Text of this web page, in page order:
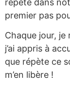
répète dans
premier pas
Chaque jour,
j’ai appris à
que répète ce
m’en libère !